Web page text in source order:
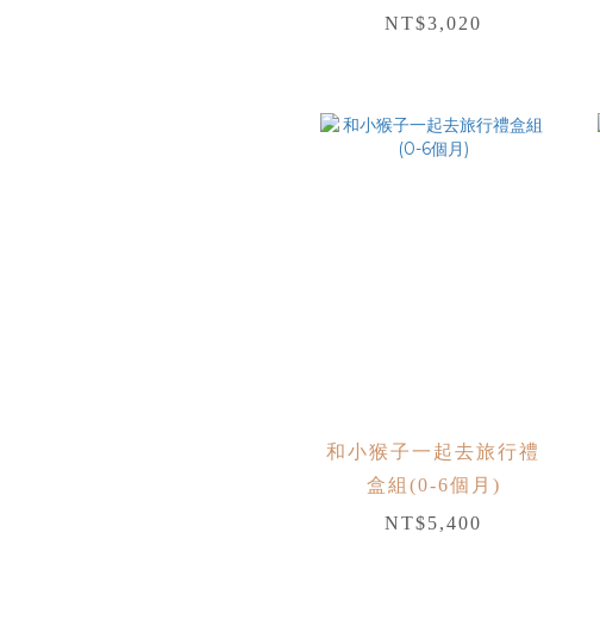
NT$3,020
和小猴子一起去旅行禮
盒組(0-6個月)
NT$5,400